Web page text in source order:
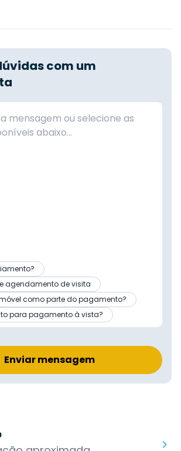
com um
agendamento de visita
como parte do pagamento?
para pagamento à vista?
Enviar mensagem